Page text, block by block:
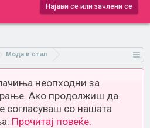
Најави се или зачлени се
Мода и стил
неопходни за
Ако продолжиш да
согласуваш со нашата
Прочитај повеќе.